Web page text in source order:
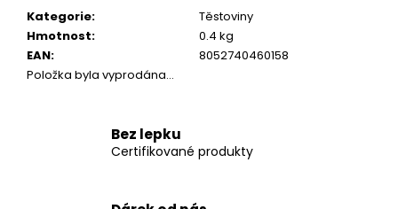
Kategorie:
Těstoviny
Hmotnost:
0.4 kg
EAN:
8052740460158
Položka byla vyprodána…
Bez lepku
Certifikované produkty
(300G)
99
Kč